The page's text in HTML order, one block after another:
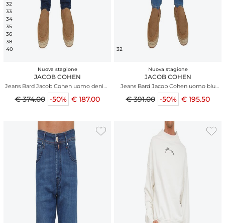
32
33
34
35
36
38
40
Nuova stagione
JACOB COHEN
Jeans Bard Jacob Cohen uomo denim
blu no-stone
€ 374.00 -50% € 187.00
32
Nuova stagione
JACOB COHEN
Jeans Bard Jacob Cohen uomo blu
chiaro effetto vintage
€ 391.00 -50% € 195.50